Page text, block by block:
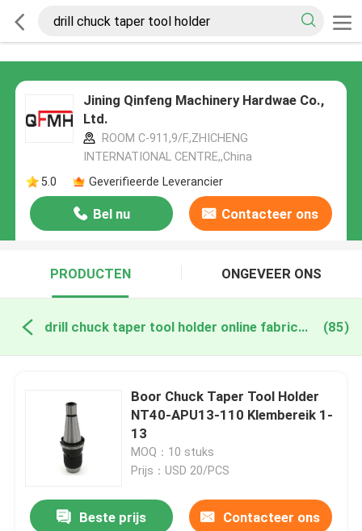
Jining Qinfeng Machinery Hardwae Co.,
Ltd.
ROOM C-911,9/F.,ZHICHENG
INTERNATIONAL CENTRE,,China
5.0
Geverifieerde Leverancier
Bel nu Contacteer ons
PRODUCTEN ONGEVEER ONS
drill chuck taper tool holder online fabricage (85)
Boor Chuck Taper Tool Holder
NT40-APU13-110 Klembereik 1-
13
MOQ：10 stuks
Prijs：USD 20/PCS
Beste prijs Contacteer ons